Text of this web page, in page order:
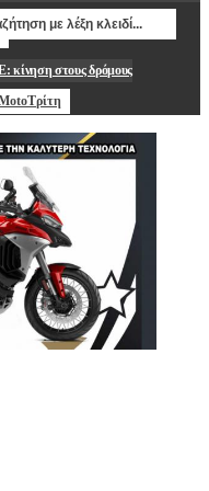
κίνηση στους δρόμους